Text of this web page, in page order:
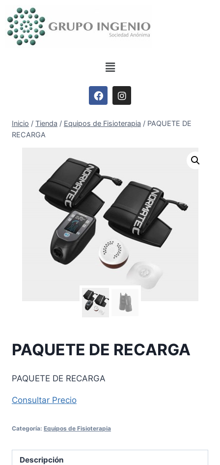
Inicio / Tienda / Equipos de Fisioterapia / PAQUETE DE
RECARGA
PAQUETE DE RECARGA
PAQUETE DE RECARGA
Consultar Precio
Categoría: Equipos de Fisioterapia
Descripción